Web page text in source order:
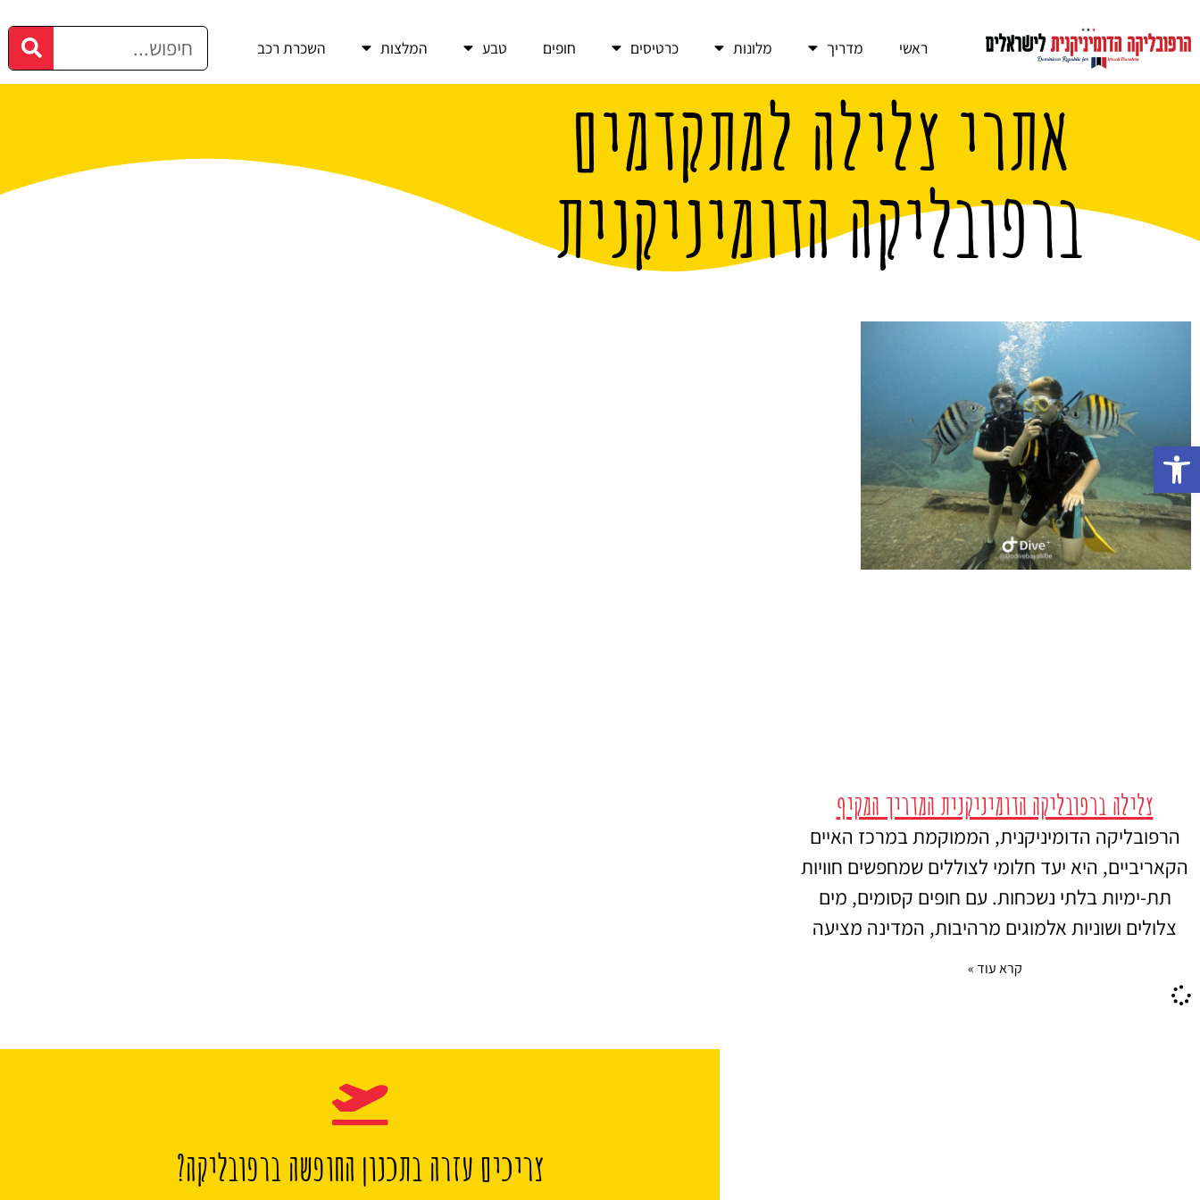
ראשי מדריך מלונות כרטיסים חופים טבע המלצות השכרת רכב
אתרי צלילה למתקדמים
ברפובליקה הדומיניקנית
צלילה ברפובליקה הדומיניקנית המדריך המקיף
הרפובליקה הדומיניקנית, הממוקמת במרכז האיים
הקאריביים, היא יעד חלומי לצוללים שמחפשים חוויות
תת-ימיות בלתי נשכחות. עם חופים קסומים, מים
צלולים ושוניות אלמוגים מרהיבות, המדינה מציעה
קרא עוד »
צריכים עזרה בתכנון החופשה ברפובליקה?
פתח סרגל נגישות